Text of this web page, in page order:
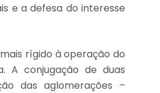
e a defesa do interesse
rígido à operação do
A conjugação de duas
das aglomerações –